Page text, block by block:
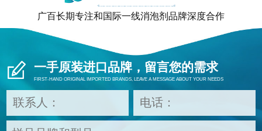
广百长期专注和国际一线消泡剂品牌深度合作
一手原装进口品牌，留言您的需求
FIRST-HAND ORIGINAL IMPORTED BRANDS, LEAVE A MESSAGE ABOUT YOUR NEEDS